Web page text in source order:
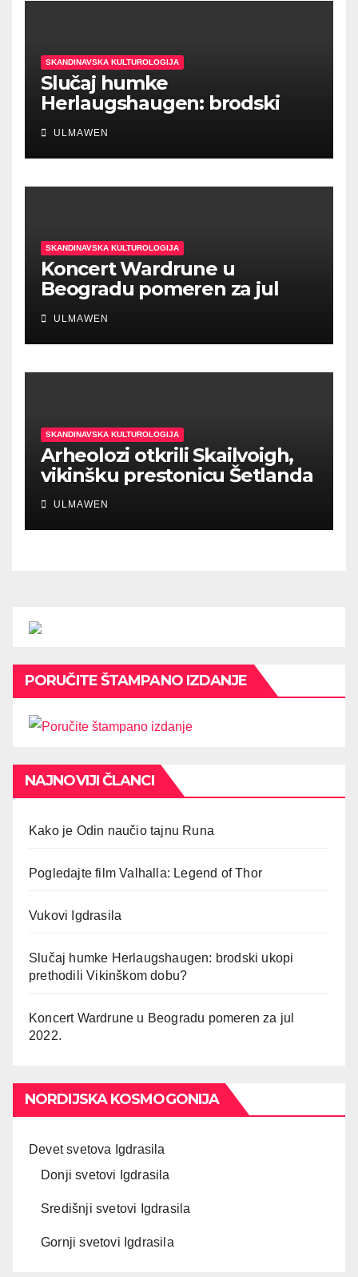
SKANDINAVSKA KULTUROLOGIJA
Slučaj humke
Herlaugshaugen: brodski
ukopi prethodili Vikinškom
dobu?
ULMAWEN
SKANDINAVSKA KULTUROLOGIJA
Koncert Wardrune u
Beogradu pomeren za jul
2022.
ULMAWEN
SKANDINAVSKA KULTUROLOGIJA
Arheolozi otkrili Skailvoigh,
vikinšku prestonicu Šetlanda
ULMAWEN
PORUČITE ŠTAMPANO IZDANJE
NAJNOVIJI ČLANCI
Kako je Odin naučio tajnu Runa
Pogledajte film Valhalla: Legend of Thor
Vukovi Igdrasila
Slučaj humke Herlaugshaugen: brodski ukopi
prethodili Vikinškom dobu?
Koncert Wardrune u Beogradu pomeren za jul
2022.
NORDIJSKA KOSMOGONIJA
Devet svetova Igdrasila
Donji svetovi Igdrasila
Središnji svetovi Igdrasila
Gornji svetovi Igdrasila